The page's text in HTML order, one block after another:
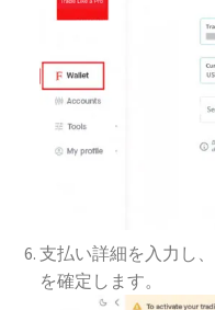
支払い詳細を入力し
を確定します。